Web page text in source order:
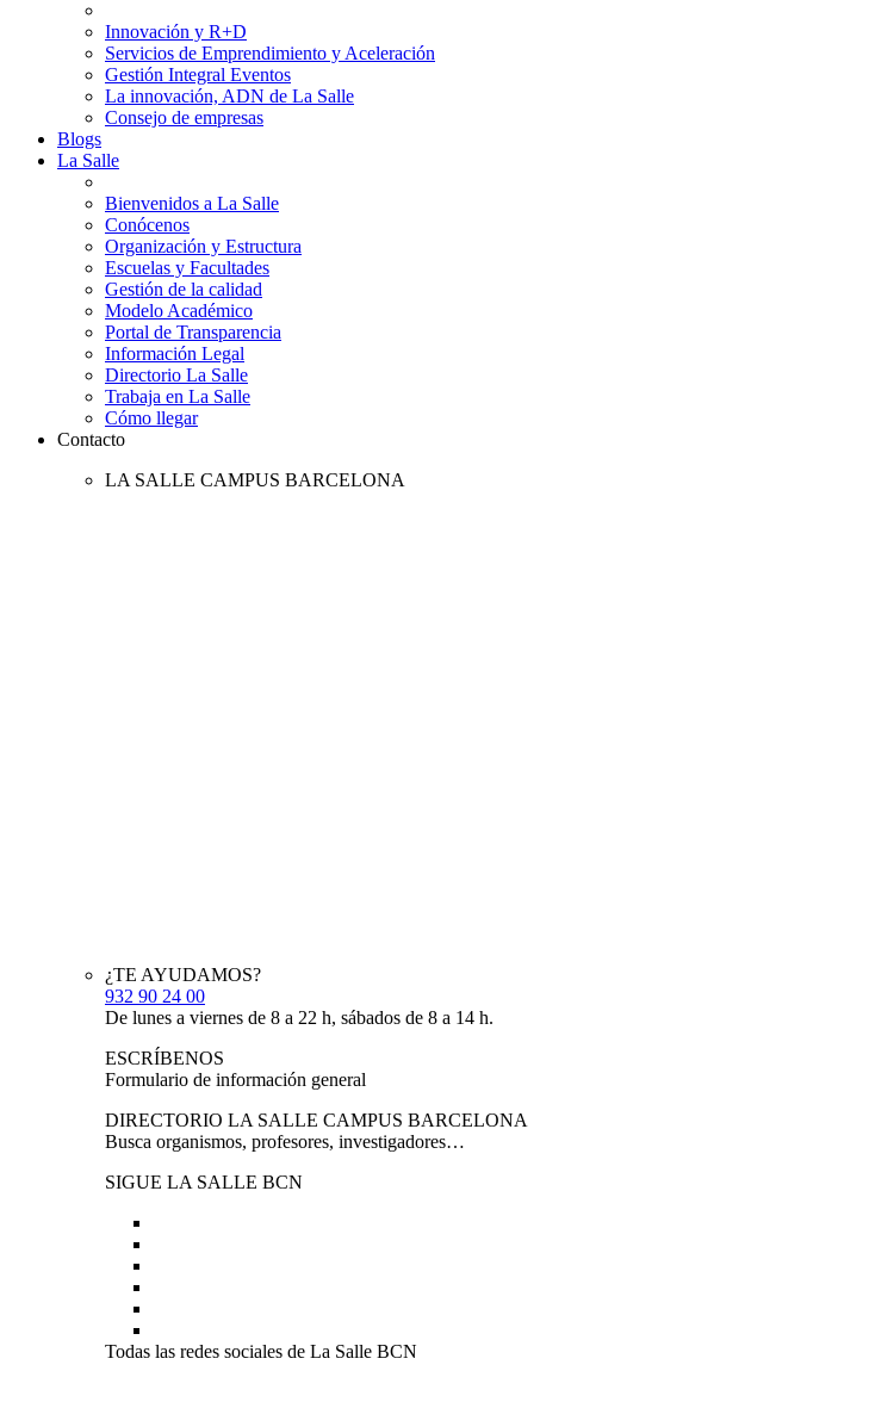
Innovación y R+D
Servicios de Emprendimiento y Aceleración
Gestión Integral Eventos
La innovación, ADN de La Salle
Consejo de empresas
Blogs
La Salle
Bienvenidos a La Salle
Conócenos
Organización y Estructura
Escuelas y Facultades
Gestión de la calidad
Modelo Académico
Portal de Transparencia
Información Legal
Directorio La Salle
Trabaja en La Salle
Cómo llegar
Contacto
LA SALLE CAMPUS BARCELONA
¿TE AYUDAMOS?
932 90 24 00
De lunes a viernes de 8 a 22 h, sábados de 8 a 14 h.
ESCRÍBENOS
Formulario de información general
DIRECTORIO LA SALLE CAMPUS BARCELONA
Busca organismos, profesores, investigadores…
SIGUE LA SALLE BCN
Todas las redes sociales de La Salle BCN